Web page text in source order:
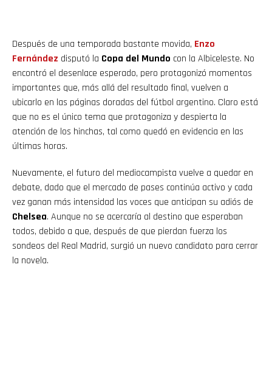
Después de una temporada bastante movida, Enzo
Fernández disputó la Copa del Mundo con la Albiceleste. No
encontró el desenlace esperado, pero protagonizó momentos
importantes que, más allá del resultado final, vuelven a
ubicarlo en las páginas doradas del fútbol argentino. Claro está
que no es el único tema que protagoniza y despierta la
atención de los hinchas, tal como quedó en evidencia en las
últimas horas.
Nuevamente, el futuro del mediocampista vuelve a quedar en
debate, dado que el mercado de pases continúa activo y cada
vez ganan más intensidad las voces que anticipan su adiós de
Chelsea. Aunque no se acercaría al destino que esperaban
todos, debido a que, después de que pierdan fuerza los
sondeos del Real Madrid, surgió un nuevo candidato para cerrar
la novela.